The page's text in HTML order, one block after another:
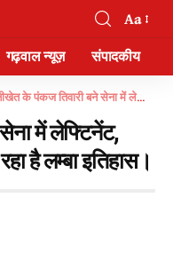
Aa
गढ़वाल न्यूज़ संपादकीय
पंकज तिवारी बने सेना में लेफ्टिनेंट, परिवार में पुलिस और सेना का रहा है लम्बा इतिहास।
में लेफ्टिनेंट,
है लम्बा इतिहास।